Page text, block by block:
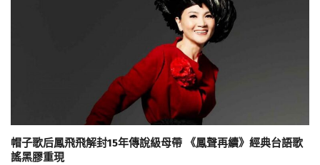
帽子歌后鳳飛飛解封15年傳說級母帶 《鳳聲再續》經典台語歌
謠黑膠重現